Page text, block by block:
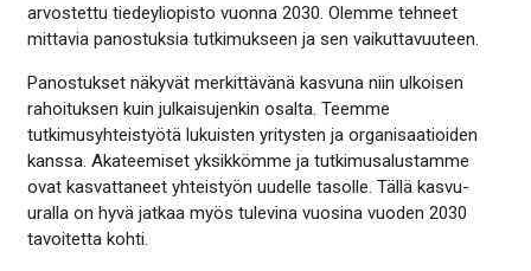
arvostettu tiedeyliopisto vuonna 2030. Olemme tehneet
mittavia panostuksia tutkimukseen ja sen vaikuttavuuteen.
Panostukset näkyvät merkittävänä kasvuna niin ulkoisen
rahoituksen kuin julkaisujenkin osalta. Teemme
tutkimusyhteistyötä lukuisten yritysten ja organisaatioiden
kanssa. Akateemiset yksikkömme ja tutkimusalustamme
ovat kasvattaneet yhteistyön uudelle tasolle. Tällä kasvu-
uralla on hyvä jatkaa myös tulevina vuosina vuoden 2030
tavoitetta kohti.